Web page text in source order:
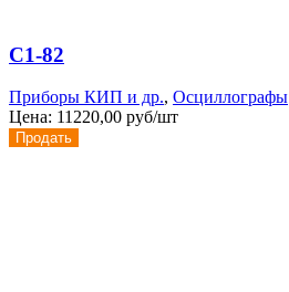
С1-82
Приборы КИП и др., Осциллографы
Цена: 11220,00 руб/шт
Продать